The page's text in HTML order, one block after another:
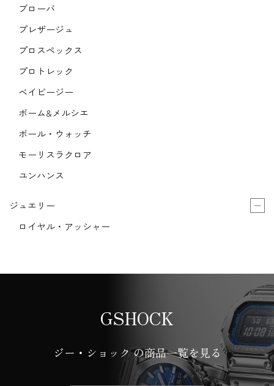
ブローバ
プレザージュ
プロスペックス
プロトレック
ベイビージー
ボーム&メルシエ
ボール・ウォッチ
モーリスラクロア
ユンハンス
ジュエリー
ロイヤル・アッシャー
GSHOCK
ジー・ショック の商品一覧を見る